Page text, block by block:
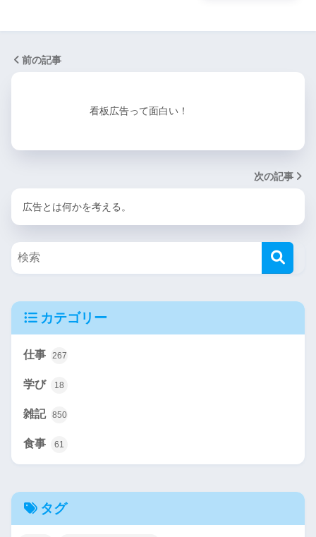
前の記事
看板広告って面白い！
次の記事
広告とは何かを考える。
カテゴリー
仕事 267
学び 18
雑記 850
食事 61
タグ